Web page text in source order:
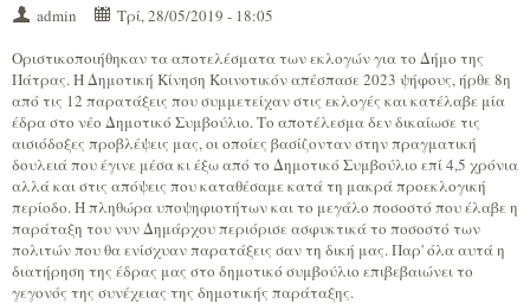
admin
Τρί, 28/05/2019 - 18:05
Οριστικοποιήθηκαν τα αποτελέσματα των εκλογών για το Δήμο της
Πάτρας. Η Δημοτική Κίνηση Κοινοτικόν απέσπασε 2023 ψήφους, ήρθε 8η
από τις 12 παρατάξεις που συμμετείχαν στις εκλογές και κατέλαβε μία
έδρα στο νέο Δημοτικό Συμβούλιο. Το αποτέλεσμα δεν δικαίωσε τις
αισιόδοξες προβλέψεις μας, οι οποίες βασίζονταν στην πραγματική
δουλειά που έγινε μέσα κι έξω από το Δημοτικό Συμβούλιο επί 4,5 χρόνια
αλλά και στις απόψεις που καταθέσαμε κατά τη μακρά προεκλογική
περίοδο. Η πληθώρα υποψηφιοτήτων και το μεγάλο ποσοστό που έλαβε η
παράταξη του νυν Δημάρχου περιόρισε ασφυκτικά το ποσοστό των
πολιτών που θα ενίσχυαν παρατάξεις σαν τη δική μας. Παρ' όλα αυτά η
διατήρηση της έδρας μας στο δημοτικό συμβούλιο επιβεβαιώνει το
γεγονός της συνέχειας της δημοτικής παράταξης.